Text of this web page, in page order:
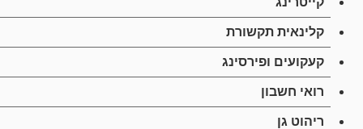
קלינאית תקשורת
קעקועים ופירסינג
רואי חשבון
ריהוט גן